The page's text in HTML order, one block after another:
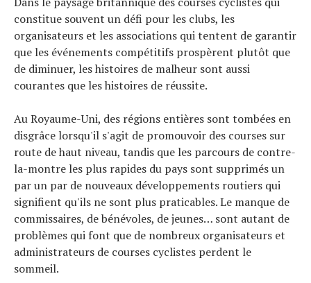
constitue souvent un défi pour les clubs, les
organisateurs et les associations qui tentent de garantir
que les événements compétitifs prospèrent plutôt que
de diminuer, les histoires de malheur sont aussi
courantes que les histoires de réussite.
Au Royaume-Uni, des régions entières sont tombées en
disgrâce lorsqu'il s'agit de promouvoir des courses sur
route de haut niveau, tandis que les parcours de contre-
la-montre les plus rapides du pays sont supprimés un
par un par de nouveaux développements routiers qui
signifient qu'ils ne sont plus praticables. Le manque de
commissaires, de bénévoles, de jeunes… sont autant de
problèmes qui font que de nombreux organisateurs et
administrateurs de courses cyclistes perdent le
sommeil.
Actualités
Technologies
Tests de produits
Conseils
Tendances
Tous nos articles